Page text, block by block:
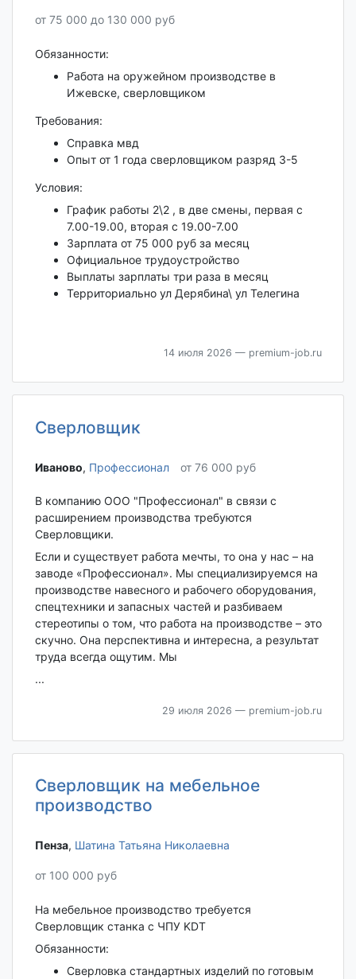
от 75 000 до 130 000 руб
Обязанности:
Работа на оружейном производстве в
Ижевске, сверловщиком
Требования:
Справка мвд
Опыт от 1 года сверловщиком разряд 3-5
Условия:
График работы 2\2 , в две смены, первая с
7.00-19.00, вторая с 19.00-7.00
Зарплата от 75 000 руб за месяц
Официальное трудоустройство
Выплаты зарплаты три раза в месяц
Территориально ул Дерябина\ ул Телегина
14 июля 2026 — premium-job.ru
Сверловщик
Иваново‎, Профессионал от 76 000 руб
В компанию ООО "Профессионал" в связи с
расширением производства требуются
Сверловщики.
Если и существует работа мечты, то она у нас – на
заводе «Профессионал». Мы специализируемся на
производстве навесного и рабочего оборудования,
спецтехники и запасных частей и разбиваем
стереотипы о том, что работа на производстве – это
скучно. Она перспективна и интересна, а результат
труда всегда ощутим. Мы
...
29 июля 2026 — premium-job.ru
Сверловщик на мебельное
производство
Пенза‎, Шатина Татьяна Николаевна
от 100 000 руб
На мебельное производство требуется
Сверловщик станка с ЧПУ KDT
Обязанности:
Сверловка стандартных изделий по готовым